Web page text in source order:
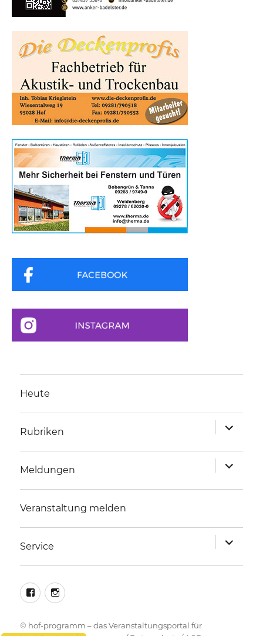
Heute
Rubriken
anzeigen
Meldungen
anzeigen
Veranstaltung melden
Service
anzeigen
facebookinstagram
© hof-programm – das Veranstaltungsportal für